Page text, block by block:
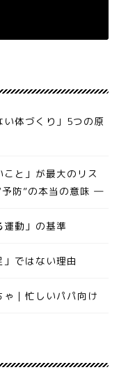
体づくり」5つの原
と」が最大のリス
防”の本当の意味 ―
動」の基準
ではない理由
ゃ｜忙しいパパ向け